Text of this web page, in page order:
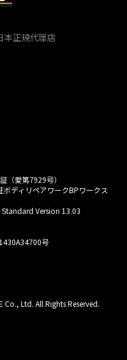
本正規代理店
（愛第7929号）
ディリペアワークBPワークス
Standard Version 13.03
号
Ltd. All Rights Reserved.